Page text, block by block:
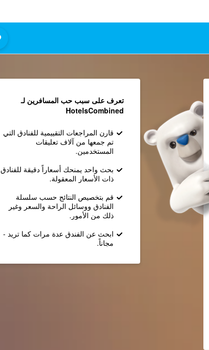
تعرف على سبب حب المسافرين لـ
HotelsCombined
قارن المراجعات التقييمية للفنادق التي
تم جمعها من آلاف تعليقات
المستخدمين.
بحث واحد يمنحك أسعاراً دقيقة للفنادق
ذات الأسعار المعقولة.
قم بتخصيص النتائج حسب سلسلة
الفنادق ووسائل الراحة والسعر وغير
ذلك من الأمور.
ابحث عن الفندق عدة مرات كما تريد -
مجاناً.